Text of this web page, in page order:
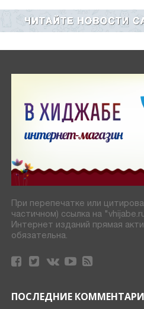
При перепечатке или
частичном) ссылка на
Интернет изданий прямая
обязательна.
ПОСЛЕДНИЕ